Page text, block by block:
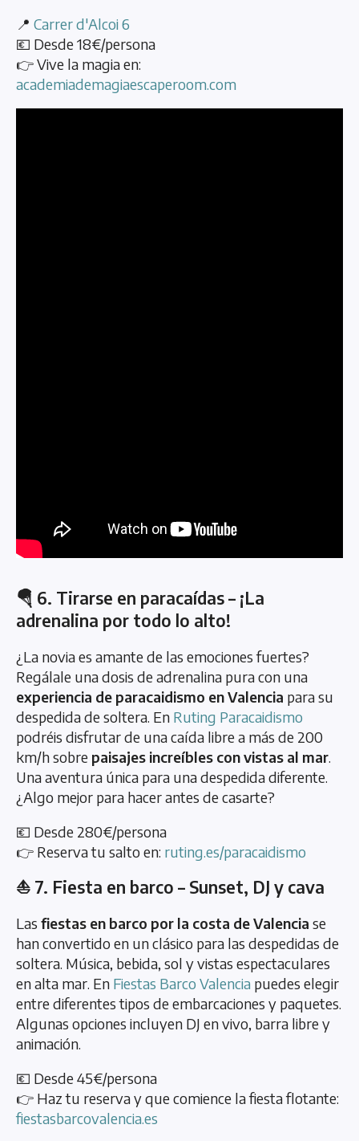
📍 Carrer d'Alcoi 6
💶 Desde 18€/persona
👉 Vive la magia en:
academiademagiaescaperoom.com
🪂 6. Tirarse en paracaídas – ¡La
adrenalina por todo lo alto!
¿La novia es amante de las emociones fuertes?
Regálale una dosis de adrenalina pura con una
experiencia de paracaidismo en Valencia para su
despedida de soltera. En Ruting Paracaidismo
podréis disfrutar de una caída libre a más de 200
km/h sobre paisajes increíbles con vistas al mar.
Una aventura única para una despedida diferente.
¿Algo mejor para hacer antes de casarte?
💶 Desde 280€/persona
👉 Reserva tu salto en: ruting.es/paracaidismo
⛵ 7. Fiesta en barco – Sunset, DJ y cava
Las fiestas en barco por la costa de Valencia se
han convertido en un clásico para las despedidas de
soltera. Música, bebida, sol y vistas espectaculares
en alta mar. En Fiestas Barco Valencia puedes elegir
entre diferentes tipos de embarcaciones y paquetes.
Algunas opciones incluyen DJ en vivo, barra libre y
animación.
💶 Desde 45€/persona
👉 Haz tu reserva y que comience la fiesta flotante:
fiestasbarcovalencia.es